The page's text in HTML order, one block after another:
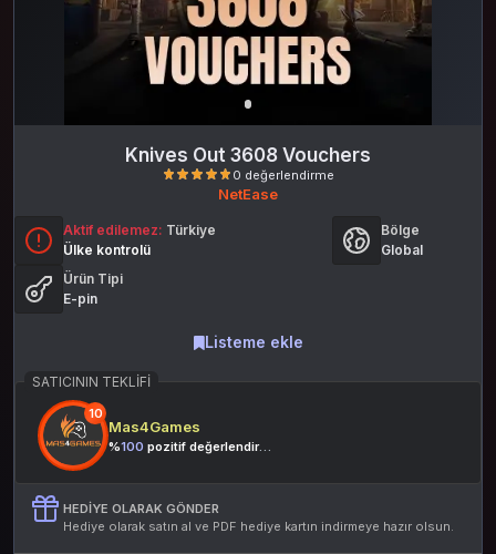
Knives Out 3608 Vouchers
NetEase
Aktif edilemez: Türkiye
Ülke kontrolü
Bölge
Global
Ürün Tipi
E-pin
Listeme ekle
SATICININ TEKLIFI
10
Mas4Games
%100 pozitif değerlendirme
HEDIYE OLARAK GÖNDER
Hediye olarak satın al ve PDF hediye kartın indirmeye hazır olsun.